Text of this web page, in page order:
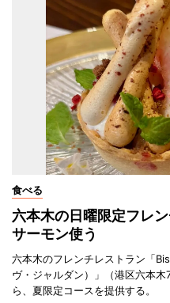
食べる
六本木の日曜限定フレ
サーモン使う
六本木のフレンチレストラン「
ヴ・ジャルダン）」（港区六本
ら、夏限定コースを提供する。